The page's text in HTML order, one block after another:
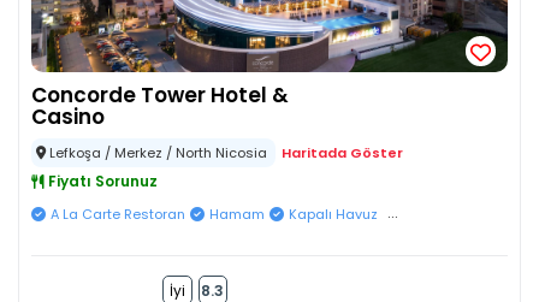
Concorde Tower Hotel &
Casino
Lefkoşa / Merkez / North Nicosia Haritada Göster
Fiyatı Sorunuz
A La Carte Restoran Hamam Kapalı Havuz ...
İyi 8.3